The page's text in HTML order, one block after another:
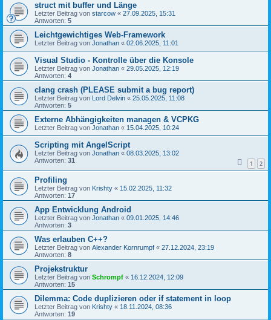
struct mit buffer und Länge
Letzter Beitrag von starcow « 27.09.2025, 15:31
Antworten: 5
Leichtgewichtiges Web-Framework
Letzter Beitrag von Jonathan « 02.06.2025, 11:01
Visual Studio - Kontrolle über die Konsole
Letzter Beitrag von Jonathan « 29.05.2025, 12:19
Antworten: 4
clang crash (PLEASE submit a bug report)
Letzter Beitrag von Lord Delvin « 25.05.2025, 11:08
Antworten: 5
Externe Abhängigkeiten managen & VCPKG
Letzter Beitrag von Jonathan « 15.04.2025, 10:24
Scripting mit AngelScript
Letzter Beitrag von Jonathan « 08.03.2025, 13:02
Antworten: 31 1 2
Profiling
Letzter Beitrag von Krishty « 15.02.2025, 11:32
Antworten: 17
App Entwicklung Android
Letzter Beitrag von Jonathan « 09.01.2025, 14:46
Antworten: 3
Was erlauben C++?
Letzter Beitrag von Alexander Kornrumpf « 27.12.2024, 23:19
Antworten: 8
Projekstruktur
Letzter Beitrag von Schrompf « 16.12.2024, 12:09
Antworten: 15
Dilemma: Code duplizieren oder if statement in loop
Letzter Beitrag von Krishty « 18.11.2024, 08:36
Antworten: 19